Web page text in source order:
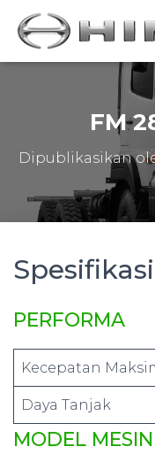
FM
Dipublikasikan
Spesifikasi
PERFORMA
Kecepatan
Daya Tanjak
MODEL MESIN